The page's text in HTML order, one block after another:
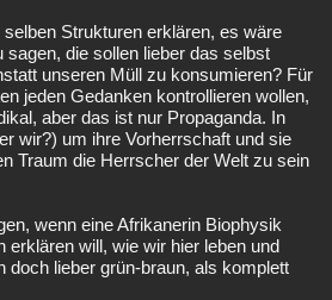
Strukturen erklären, es wäre
die sollen lieber das selbst
unseren Müll zu konsumieren? Für
jeden Gedanken kontrollieren wollen,
aber das ist nur Propaganda. In
wir?) um ihre Vorherrschaft und sie
Traum die Herrscher der Welt zu sein
wenn eine Afrikanerin Biophysik
erklären will, wie wir hier leben und
doch lieber grün-braun, als komplett